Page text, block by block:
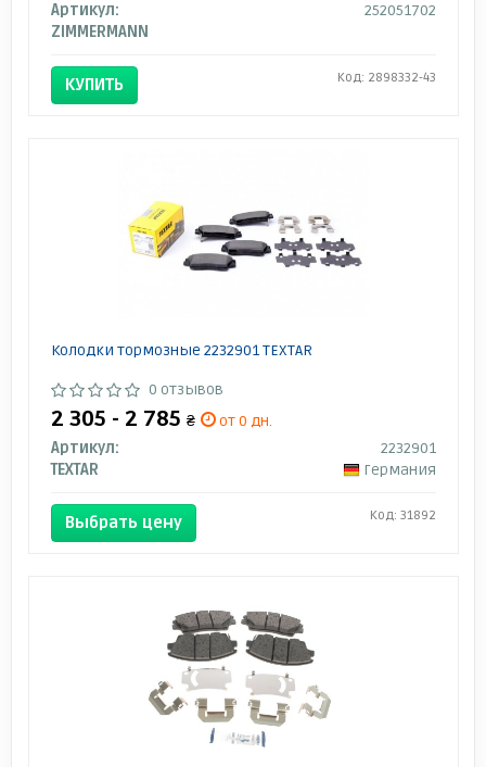
Артикул:
252051702
ZIMMERMANN
КУПИТЬ Код: 2898332-43
Колодки тормозные 2232901 TEXTAR
0 отзывов
2 305 - 2 785 ₴
от 0 дн.
Артикул:
2232901
TEXTAR
Германия
Выбрать цену Код: 31892